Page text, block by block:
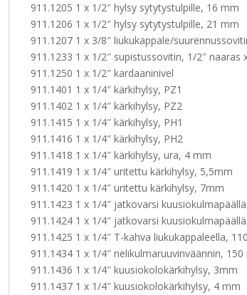
911.1205 1 x 1/2″ hylsy sytytystulpille, 16 mm
911.1206 1 x 1/2″ hylsy sytytystulpille, 21 mm
911.1207 1 x 3/8″ liukukappale/
911.1233 1 x 1/2″ supistussovitin, 1/2″ naaras
911.1250 1 x 1/2″ kardaaninivel
911.1401 1 x 1/4″ kärkihylsy, PZ1
911.1402 1 x 1/4″ kärkihylsy, PZ2
911.1415 1 x 1/4″ kärkihylsy, PH1
911.1416 1 x 1/4″ kärkihylsy, PH2
911.1418 1 x 1/4″ kärkihylsy, ura, 4 mm
911.1419 1 x 1/4″ uritettu kärkihylsy, 5,5mm
911.1420 1 x 1/4″ uritettu kärkihylsy, 7mm
911.1423 1 x 1/4″ jatkovarsi
911.1424 1 x 1/4″ jatkovarsi
911.1425 1 x 1/4″ T-kahva liukukappaleella,
911.1434 1 x 1/4″ nelikulmaruuvinväännin, 150
911.1436 1 x 1/4″ kuusiokolokärkihylsy, 3mm
911.1437 1 x 1/4″ kuusiokolokärkihylsy, 4 mm